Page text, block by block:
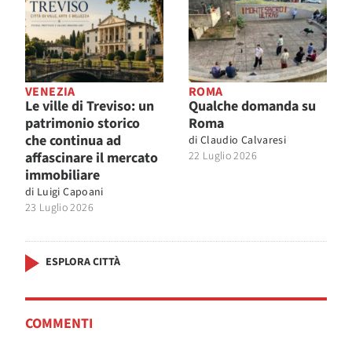
VENEZIA
Le ville di Treviso: un
patrimonio storico
che continua ad
affascinare il mercato
immobiliare
di Luigi Capoani
23 Luglio 2026
ROMA
Qualche domanda su
Roma
di Claudio Calvaresi
22 Luglio 2026
ESPLORA CITTÀ
COMMENTI